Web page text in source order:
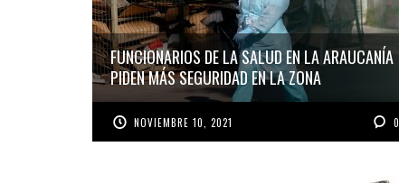
FUNCIONARIOS DE LA SALUD EN LA ARAUCANÍA
PIDEN MÁS SEGURIDAD EN LA ZONA
NOVIEMBRE 10, 2021 0